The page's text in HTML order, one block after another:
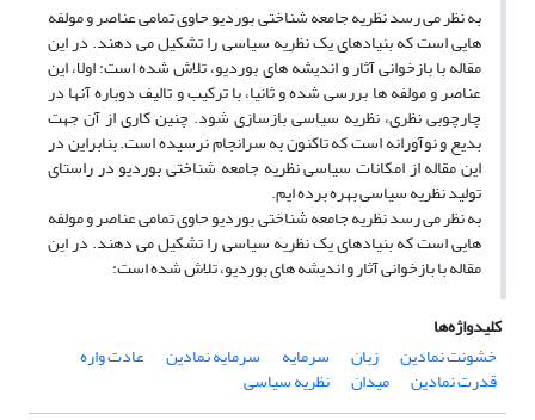
به نظر می رسد نظریه جامعه شناختی بوردیو حاوی تمامی عناصر و مولفه
هایی است که بنیادهای یک نظریه سیاسی را تشکیل می دهند. در این
مقاله با بازخوانی آثار و اندیشه های بوردیو، تلاش شده است: اولا، این
عناصر و مولفه ها بررسی شده و ثانیا، با ترکیب و تالیف دوباره آنها در
چارچوبی نظری، نظریه سیاسی بازسازی شود. چنین کاری از آن جهت
بدیع و نوآورانه است که تاکنون به سرانجام نرسیده است. بنابراین در
این مقاله از امکانات سیاسی نظریه جامعه شناختی بوردیو در راستای
تولید نظریه سیاسی بهره برده ایم.
به نظر می رسد نظریه جامعه شناختی بوردیو حاوی تمامی عناصر و مولفه
هایی است که بنیادهای یک نظریه سیاسی را تشکیل می دهند. در این
مقاله با بازخوانی آثار و اندیشه های بوردیو، تلاش شده است:
کلیدواژه‌ها
خشونت نمادین
زبان سرمایه سرمایه نمادین عادت واره
قدرت نمادین میدان نظریه سیاسی